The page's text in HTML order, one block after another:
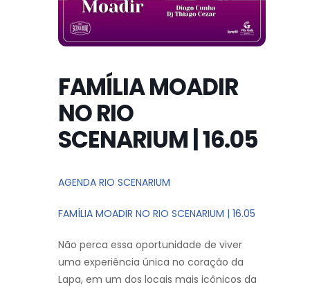
FAMÍLIA MOADIR
NO RIO
SCENARIUM | 16.05
AGENDA RIO SCENARIUM
FAMÍLIA MOADIR NO RIO SCENARIUM | 16.05
Não perca essa oportunidade de viver
uma experiência única no coração da
Lapa, em um dos locais mais icônicos da